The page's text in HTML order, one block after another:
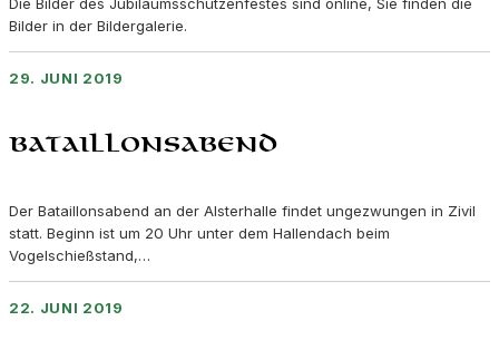
Die Bilder des Jubiläumsschützenfestes sind online, Sie finden die
Bilder in der Bildergalerie.
29. JUNI 2019
Bataillonsabend
Der Bataillonsabend an der Alsterhalle findet ungezwungen in Zivil
statt. Beginn ist um 20 Uhr unter dem Hallendach beim
Vogelschießstand,…
22. JUNI 2019